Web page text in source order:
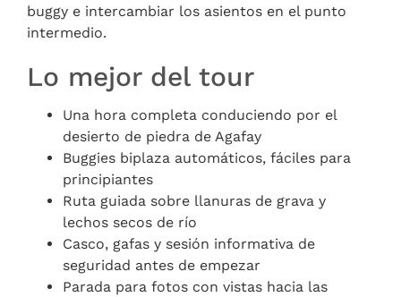
buggy e intercambiar los asientos en el punto
intermedio.
Lo mejor del tour
Una hora completa conduciendo por el
desierto de piedra de Agafay
Buggies biplaza automáticos, fáciles para
principiantes
Ruta guiada sobre llanuras de grava y
lechos secos de río
Casco, gafas y sesión informativa de
seguridad antes de empezar
Parada para fotos con vistas hacia las